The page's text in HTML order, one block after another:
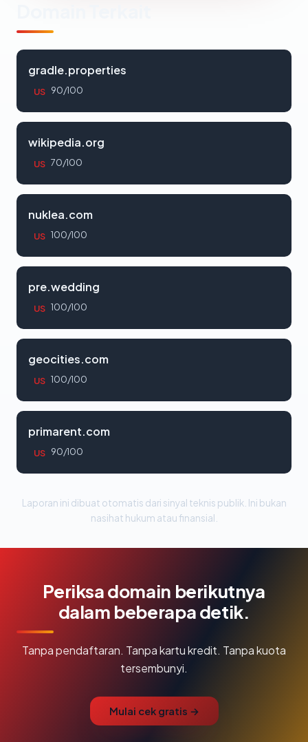
gradle.properties
US 90/100
wikipedia.org
US 70/100
nuklea.com
US 100/100
pre.wedding
US 100/100
geocities.com
US 100/100
primarent.com
US 90/100
Laporan ini dibuat otomatis dari sinyal teknis publik. Ini bukan
nasihat hukum atau finansial.
Periksa domain berikutnya
dalam beberapa detik.
Tanpa pendaftaran. Tanpa kartu kredit. Tanpa kuota
tersembunyi.
Mulai cek gratis →